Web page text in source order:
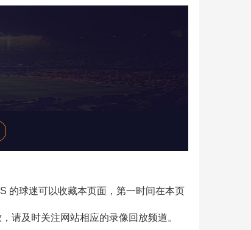
的球迷可以收藏本页面，第一时间在本页
请及时关注网站相应的录像回放频道。